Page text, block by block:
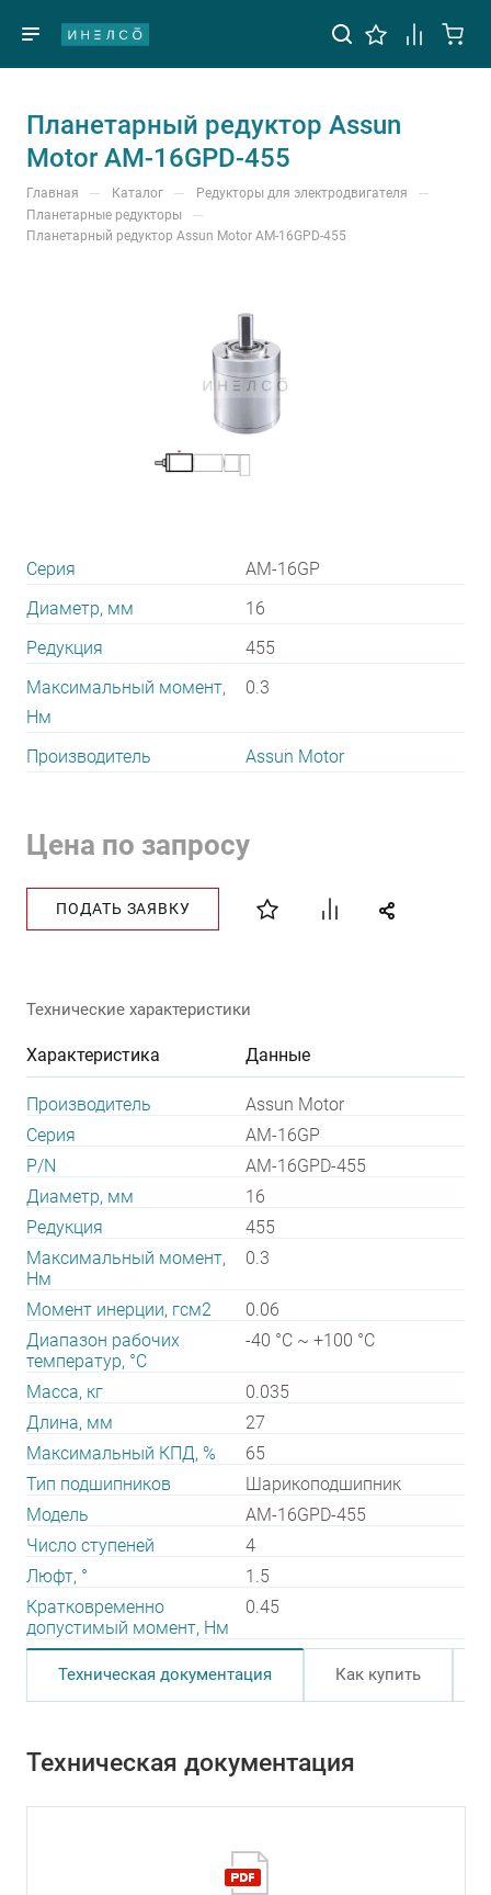
Планетарный редуктор Assun
Motor AM-16GPD-455
Главная — Каталог — Редукторы для электродвигателя —
Планетарные редукторы —
Планетарный редуктор Assun Motor AM-16GPD-455
Серия
AM-16GP
Диаметр, мм
16
Редукция
455
Максимальный момент,
Нм
0.3
Производитель Assun Motor
Цена по запросу
ПОДАТЬ ЗАЯВКУ
Технические характеристики
Характеристика Данные
Производитель
Assun Motor
Серия
AM-16GP
P/N
AM-16GPD-455
Диаметр, мм
16
Редукция
455
Максимальный момент,
Нм
0.3
Момент инерции, гсм2
0.06
Диапазон рабочих
температур, °С
-40 °C ~ +100 °C
Масса, кг
0.035
Длина, мм
27
Максимальный КПД, %
65
Тип подшипников
Шарикоподшипник
Модель
AM-16GPD-455
Число ступеней
4
Люфт, °
1.5
Кратковременно
допустимый момент, Нм
0.45
Техническая документация Как купить
Техническая документация